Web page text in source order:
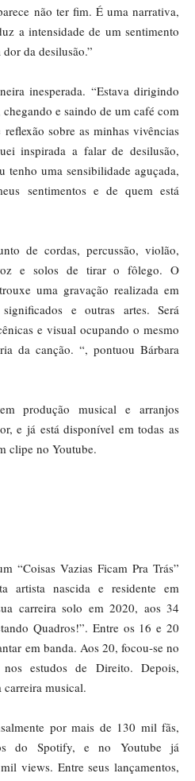
não ter fim. É uma narrativa,
a intensidade de um sentimento
da desilusão.”
inesperada. “Estava dirigindo
e saindo de um café com
sobre as minhas vivências
inspirada a falar de desilusão,
tenho uma sensibilidade aguçada,
sentimentos e de quem está
de cordas, percussão, violão,
e solos de tirar o fôlego. O
uma gravação realizada em
e outras artes. Será
e visual ocupando o mesmo
da canção. “, pontuou Bárbara
produção musical e arranjos
e já está disponível em todas as
clipe no Youtube.
“Coisas Vazias Ficam Pra Trás”
artista nascida e residente em
carreira solo em 2020, aos 34
Quadros!”. Entre os 16 e 20
em banda. Aos 20, focou-se no
estudos de Direito. Depois,
carreira musical.
por mais de 130 mil fãs,
do Spotify, e no Youtube já
views. Entre seus lançamentos,